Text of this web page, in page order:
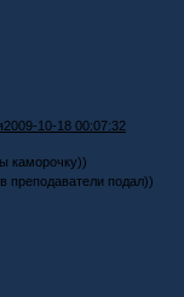
2009-10-18 00:07:32
каморочку))
преподаватели подал))